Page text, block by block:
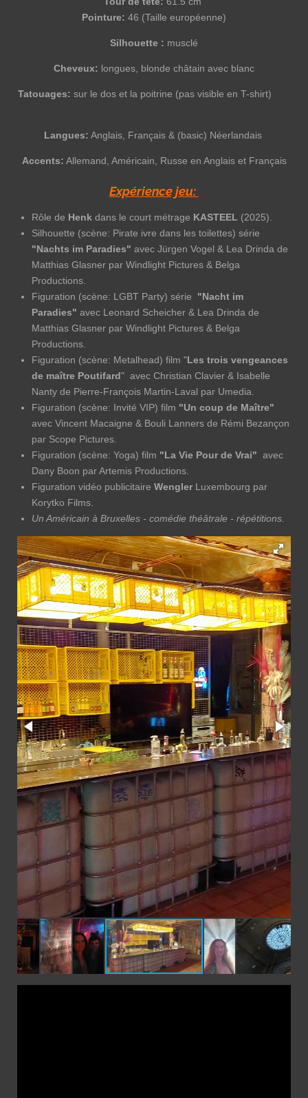
Pointure: 46 (Taille européenne)
Silhouette : musclé
Cheveux: longues, blonde châtain avec blanc
Tatouages: sur le dos et la poitrine (pas visible en T-shirt)
Langues: Anglais, Français & (basic) Néerlandais
Accents: Allemand, Américain, Russe en Anglais et Français
Expérience jeu:
Rôle de Henk dans le court métrage KASTEEL (2025).
Silhouette (scène: Pirate ivre dans les toilettes) série
"Nachts im Paradies" avec Jürgen Vogel & Lea Drinda de
Matthias Glasner par Windlight Pictures & Belga
Productions.
Figuration (scène: LGBT Party) série "Nacht im
Paradies" avec Leonard Scheicher & Lea Drinda de
Matthias Glasner par Windlight Pictures & Belga
Productions.
Figuration (scène: Metalhead) film "Les trois vengeances
de maître Poutifard" avec Christian Clavier & Isabelle
Nanty de Pierre-François Martin-Laval par Umedia.
Figuration (scène: Invité VIP) film "Un coup de Maître"
avec Vincent Macaigne & Bouli Lanners de Rémi Bezançon
par Scope Pictures.
Figuration (scène: Yoga) film "La Vie Pour de Vrai" avec
Dany Boon par Artemis Productions.
Figuration vidéo publicitaire Wengler Luxembourg par
Korytko Films.
Un Américain à Bruxelles - comédie théâtrale - répétitions.